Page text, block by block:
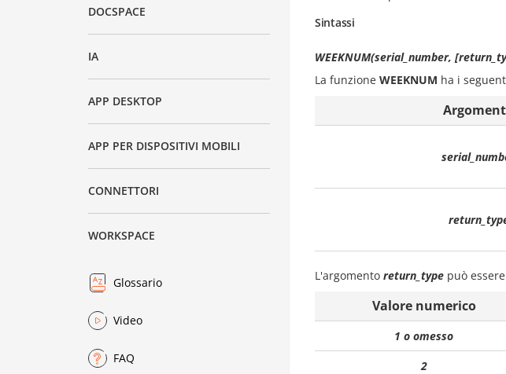
DOCSPACE
IA
APP DESKTOP
APP PER DISPOSITIVI MOBILI
CONNETTORI
WORKSPACE
Glossario
Video
FAQ
Sintassi
WEEKNUM(serial_number,
La funzione WEEKNUM ha i
L'argomento return_type può
Valore numerico
1 o omesso
2